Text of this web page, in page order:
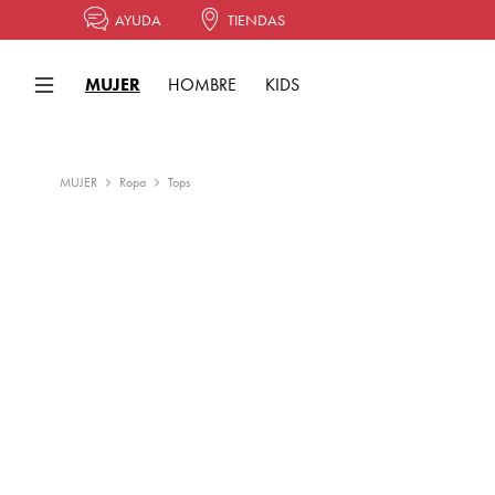
AYUDA TIENDAS
MUJER HOMBRE KIDS
MUJER Ropa Tops